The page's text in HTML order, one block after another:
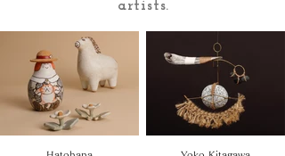
ガラス
artists.